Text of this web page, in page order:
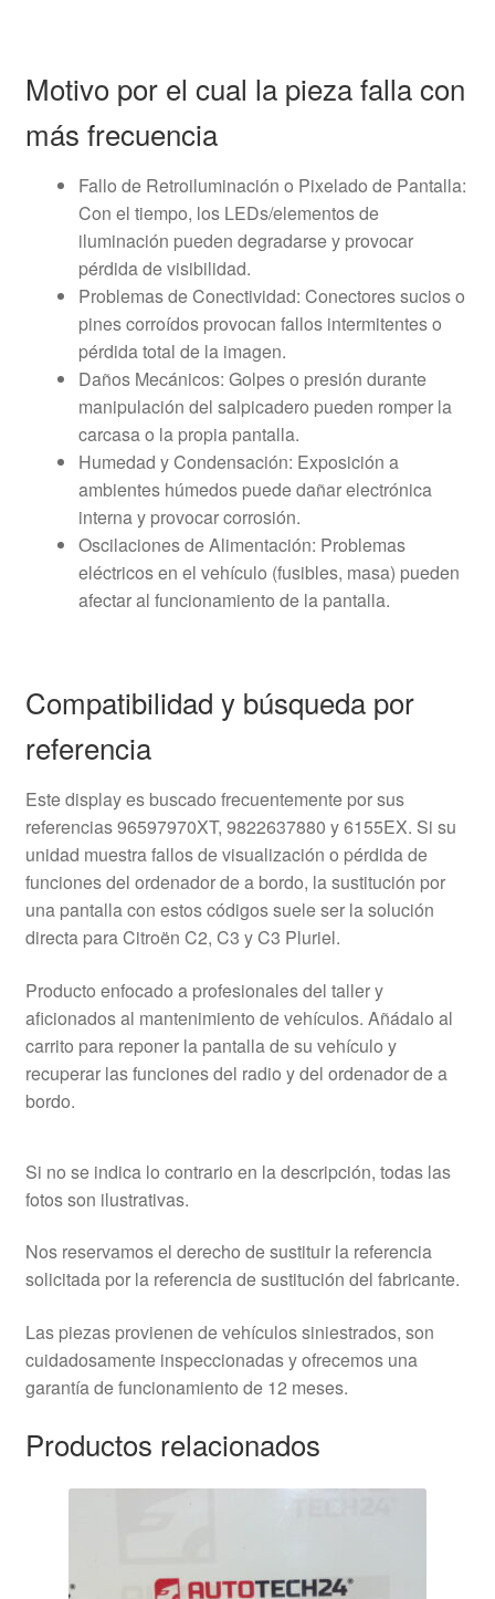
Motivo por el cual la pieza falla con
más frecuencia
Fallo de Retroiluminación o Pixelado de Pantalla:
Con el tiempo, los LEDs/elementos de
iluminación pueden degradarse y provocar
pérdida de visibilidad.
Problemas de Conectividad: Conectores sucios o
pines corroídos provocan fallos intermitentes o
pérdida total de la imagen.
Daños Mecánicos: Golpes o presión durante
manipulación del salpicadero pueden romper la
carcasa o la propia pantalla.
Humedad y Condensación: Exposición a
ambientes húmedos puede dañar electrónica
interna y provocar corrosión.
Oscilaciones de Alimentación: Problemas
eléctricos en el vehículo (fusibles, masa) pueden
afectar al funcionamiento de la pantalla.
Compatibilidad y búsqueda por
referencia
Este display es buscado frecuentemente por sus
referencias 96597970XT, 9822637880 y 6155EX. Si su
unidad muestra fallos de visualización o pérdida de
funciones del ordenador de a bordo, la sustitución por
una pantalla con estos códigos suele ser la solución
directa para Citroën C2, C3 y C3 Pluriel.
Producto enfocado a profesionales del taller y
aficionados al mantenimiento de vehículos. Añádalo al
carrito para reponer la pantalla de su vehículo y
recuperar las funciones del radio y del ordenador de a
bordo.
Si no se indica lo contrario en la descripción, todas las
fotos son ilustrativas.
Nos reservamos el derecho de sustituir la referencia
solicitada por la referencia de sustitución del fabricante.
Las piezas provienen de vehículos siniestrados, son
cuidadosamente inspeccionadas y ofrecemos una
garantía de funcionamiento de 12 meses.
Productos relacionados